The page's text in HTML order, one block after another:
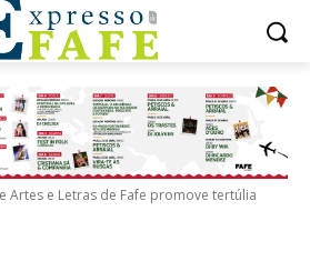
Artes e Letras de Fafe promove tertúlia